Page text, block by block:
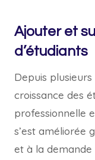
Ajouter et
d’étudiants
Depuis
croissance des
professionnelle
s’est améliorée
et à la demande